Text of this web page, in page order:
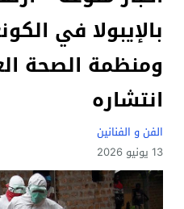
ومنظمة الصحة
انتشاره
الفن و الفنانين
13 يونيو 2026